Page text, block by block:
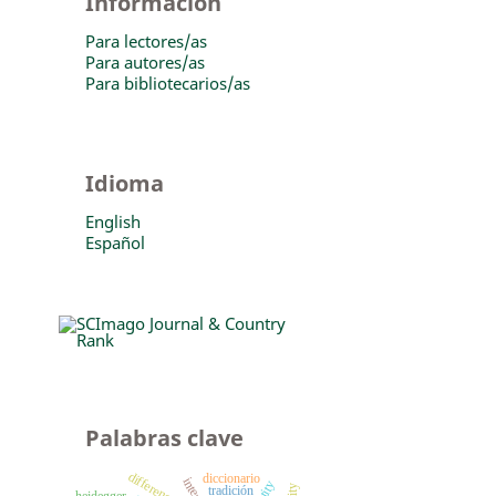
Para lectores/as
Para autores/as
Para bibliotecarios/as
Idioma
English
Español
Palabras clave
diccionario
tradición